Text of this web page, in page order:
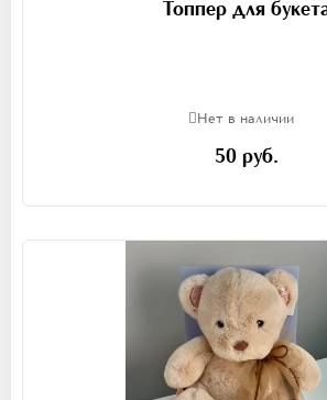
Топпер для
Нет в наличии
50 руб.